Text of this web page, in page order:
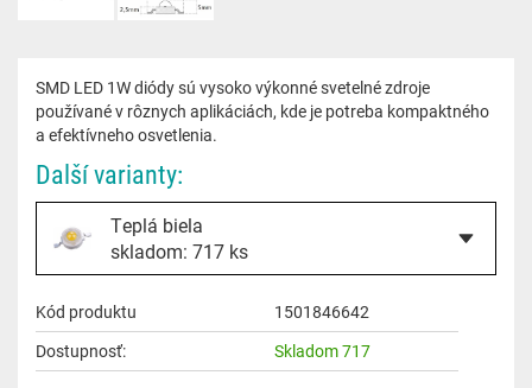
SMD LED 1W diódy sú vysoko výkonné svetelné zdroje
používané v rôznych aplikáciách, kde je potreba kompaktného
a efektívneho osvetlenia.
Další varianty:
Teplá biela
skladom: 717 ks
Kód produktu
1501846642
Dostupnosť:
Skladom 717